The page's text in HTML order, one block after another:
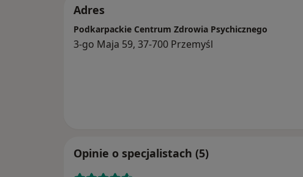
Adres
Podkarpackie Centrum Zdrowia Psychicznego
3-go Maja 59, 37-700 Przemyśl
Opinie o specjalistach (5)